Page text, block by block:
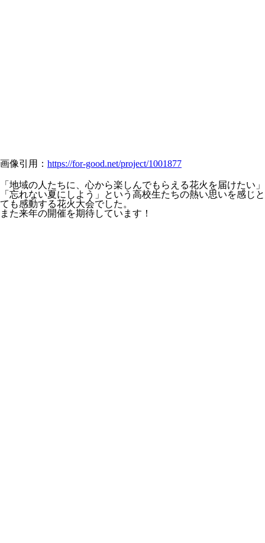
画像引用： https://for-good.net/project/1001877
「地域の人たちに、心から楽しんでもらえる花火を届けたい」
「忘れない夏にしよう」という高校生たちの熱い思いを感じと
ても感動する花火大会でした。
また来年の開催を期待しています！